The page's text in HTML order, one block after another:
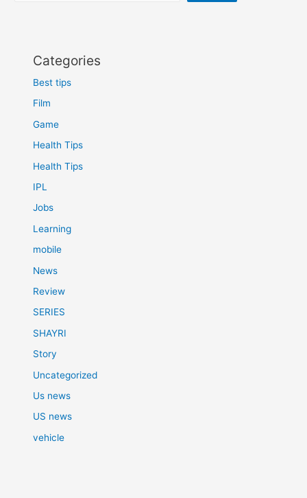
Categories
Best tips
Film
Game
Health Tips
Health Tips
IPL
Jobs
Learning
mobile
News
Review
SERIES
SHAYRI
Story
Uncategorized
Us news
US news
vehicle